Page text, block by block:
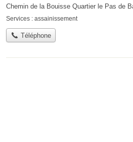
Chemin de la Bouisse Quartier le Pas de
Services : assainissement
Téléphone